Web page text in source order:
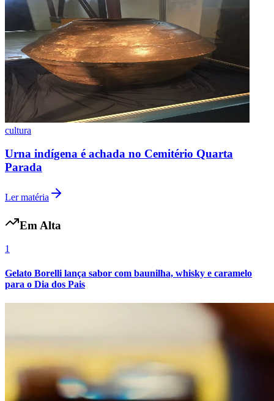
Botafogo
cultura
Urna indígena é achada no Cemitério Quarta
Parada
Ler matéria
Em Alta
1
Gelato Borelli lança sabor com baunilha, whisky e caramelo
para o Dia dos Pais